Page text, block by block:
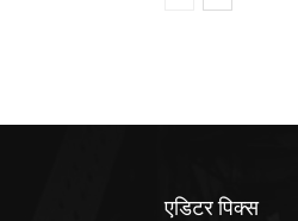
एडिटर पिक्स